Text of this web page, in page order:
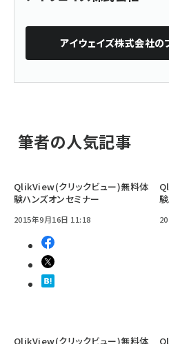
アイウェイズ株式会社の
筆者の人気記事
QlikView(クリックビュー)無料体
験ハンズオンセミナー
2015年9月16日 11:18
QlikView(クリックビュー)無料体